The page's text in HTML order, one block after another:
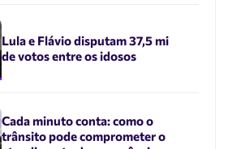
Lula e Flávio disputam 37,5 mi
de votos entre os idosos
Cada minuto conta: como o
trânsito pode comprometer o